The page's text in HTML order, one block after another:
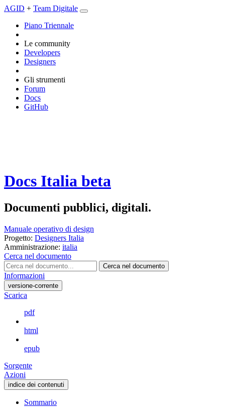
AGID + Team Digitale
Piano Triennale
Le community
Developers
Designers
Gli strumenti
Forum
Docs
GitHub
Docs Italia beta
Documenti pubblici, digitali.
Manuale operativo di design
Progetto: Designers Italia
Amministrazione: italia
Cerca nel documento
Cerca nel documento
Informazioni
versione-corrente
Scarica
pdf
html
epub
Sorgente
Azioni
indice dei contenuti
Sommario